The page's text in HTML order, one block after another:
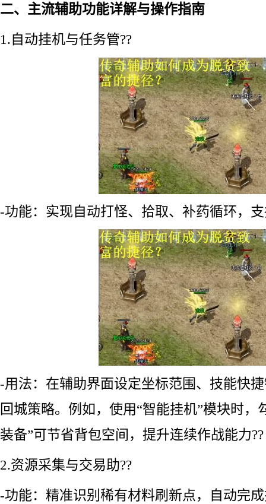
二、主流辅助功能详解与操作指南
1.自动挂机与任务管??
-功能：实现自动打怪、拾取、补药循环，
-用法：在辅助界面设定坐标范围、技能快
回城策略。例如，使用“智能挂机”模块时，
装备”可节省背包空间，提升连续作战能力??
2.资源采集与交易助??
-功能：精准识别稀有材料刷新点，自动完